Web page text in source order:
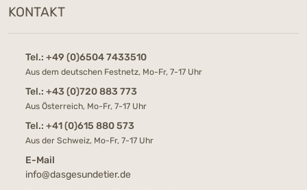
KONTAKT
Tel.: +49 (0)6504 7433510
Aus dem deutschen Festnetz, Mo-Fr, 7-17 Uhr
Tel.: +43 (0)720 883 773
Aus Österreich, Mo-Fr, 7-17 Uhr
Tel.: +41 (0)615 880 573
Aus der Schweiz, Mo-Fr, 7-17 Uhr
E-Mail
info@dasgesundetier.de